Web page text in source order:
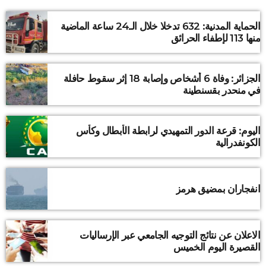
الحماية المدنية: 632 تدخلا خلال الـ24 ساعة الماضية
منها 113 لإطفاء الحرائق
الجزائر: وفاة 6 أشخاص وإصابة 18 إثر سقوط حافلة
في منحدر بقسنطينة
اليوم: قرعة الدور التمهيدي لرابطة الأبطال وكأس
الكونفدرالية
انفجاران بمضيق هرمز
الاعلان عن نتائج التوجيه الجامعي عبر الإرساليات
القصيرة اليوم الخميس